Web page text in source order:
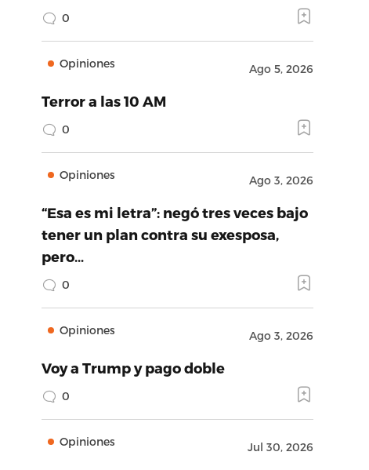
0
Opiniones Ago 5, 2026
Terror a las 10 AM
0
Opiniones Ago 3, 2026
“Esa es mi letra”: negó tres veces bajo
tener un plan contra su exesposa,
pero…
0
Opiniones Ago 3, 2026
Voy a Trump y pago doble
0
Opiniones Jul 30, 2026